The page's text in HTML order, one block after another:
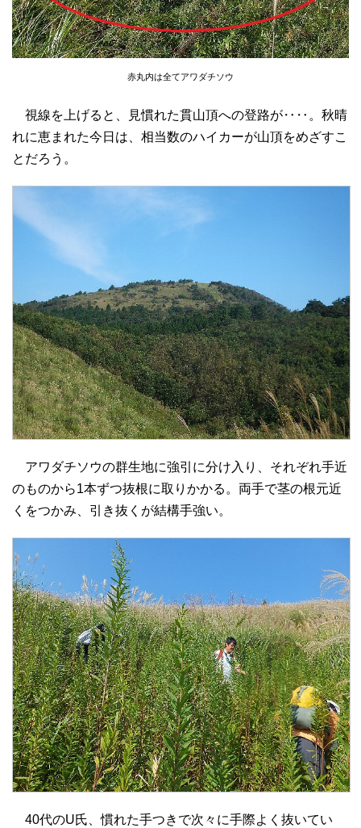
赤丸内は全てアワダチソウ
視線を上げると、見慣れた貫山頂への登路が‥‥。秋晴
れに恵まれた今日は、相当数のハイカーが山頂をめざすこ
とだろう。
アワダチソウの群生地に強引に分け入り、それぞれ手近
のものから1本ずつ抜根に取りかかる。両手で茎の根元近
くをつかみ、引き抜くが結構手強い。
40代のU氏、慣れた手つきで次々に手際よく抜いてい